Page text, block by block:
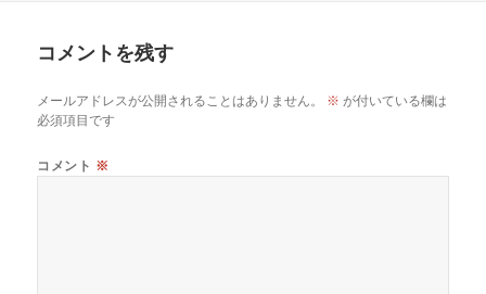
コメントを残す
メールアドレスが公開されることはありません。 ※ が付いている欄は
必須項目です
コメント ※